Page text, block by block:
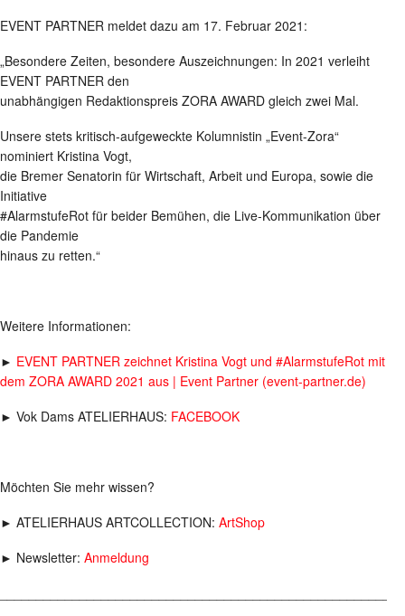
EVENT PARTNER meldet dazu am 17. Februar 2021:
„Besondere Zeiten, besondere Auszeichnungen: In 2021 verleiht
EVENT PARTNER den
unabhängigen Redaktionspreis ZORA AWARD gleich zwei Mal.
Unsere stets kritisch-aufgeweckte Kolumnistin „Event-Zora“
nominiert Kristina Vogt,
die Bremer Senatorin für Wirtschaft, Arbeit und Europa, sowie die
Initiative
#AlarmstufeRot für beider Bemühen, die Live-Kommunikation über
die Pandemie
hinaus zu retten.“
Weitere Informationen:
► EVENT PARTNER zeichnet Kristina Vogt und #AlarmstufeRot mit
dem ZORA AWARD 2021 aus | Event Partner (event-partner.de)
► Vok Dams ATELIERHAUS: FACEBOOK
Möchten Sie mehr wissen?
► ATELIERHAUS ARTCOLLECTION: ArtShop
► Newsletter: Anmeldung